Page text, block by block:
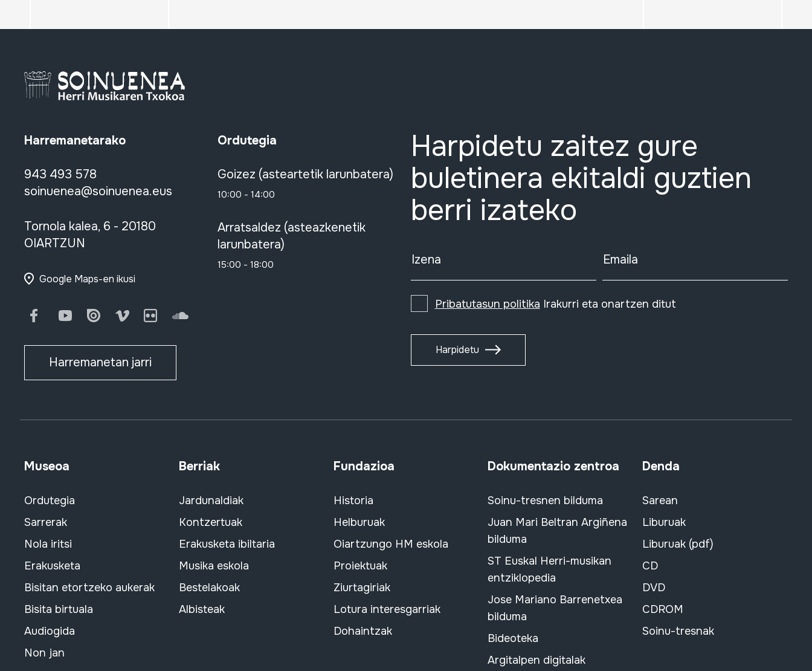
Harremanetarako
943 493 578
soinuenea@soinuenea.eus
Tornola kalea, 6 - 20180
OIARTZUN
Google Maps-en ikusi
FacebookYoutubeIssuu Vimeo FlickrSoundCloud
Harremanetan jarri
Ordutegia
Goizez (asteartetik larunbatera)
10:00 - 14:00
Arratsaldez (asteazkenetik
larunbatera)
15:00 - 18:00
Harpidetu zaitez gure
buletinera ekitaldi guztien
berri izateko
Izena Emaila
Pribatutasun politika Irakurri eta onartzen ditut
Harpidetu
Museoa
Ordutegia
Sarrerak
Nola iritsi
Erakusketa
Bisitan etortzeko aukerak
Bisita birtuala
Audiogida
Non jan
Berriak
Jardunaldiak
Kontzertuak
Erakusketa ibiltaria
Musika eskola
Bestelakoak
Albisteak
Fundazioa
Historia
Helburuak
Oiartzungo HM eskola
Proiektuak
Ziurtagiriak
Lotura interesgarriak
Dohaintzak
Dokumentazio zentroa
Soinu-tresnen bilduma
Juan Mari Beltran Argiñena
bilduma
ST Euskal Herri-musikan
entziklopedia
Jose Mariano Barrenetxea
bilduma
Bideoteka
Argitalpen digitalak
Denda
Sarean
Liburuak
Liburuak (pdf)
CD
DVD
CDROM
Soinu-tresnak